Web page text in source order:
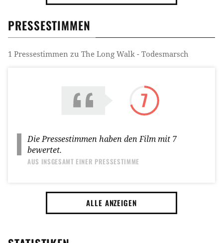
PRESSESTIMMEN
1 Pressestimmen zu The Long Walk - Todesmarsch
7
Die Pressestimmen haben den Film mit 7
bewertet.
AUS INSGESAMT EINER PRESSESTIMME
ALLE ANZEIGEN